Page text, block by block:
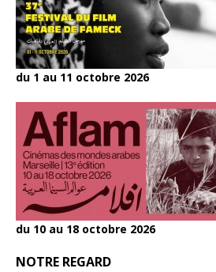
du 1 au 11 octobre 2026
du 10 au 18 octobre 2026
NOTRE REGARD